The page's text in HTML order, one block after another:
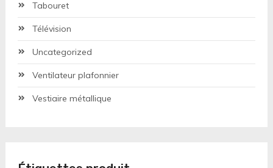
Tabouret
Télévision
Uncategorized
Ventilateur plafonnier
Vestiaire métallique